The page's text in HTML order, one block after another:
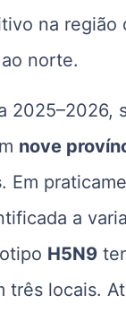
na região
norte.
2025–2026,
nove
. Em
a
H5N9
três locais.